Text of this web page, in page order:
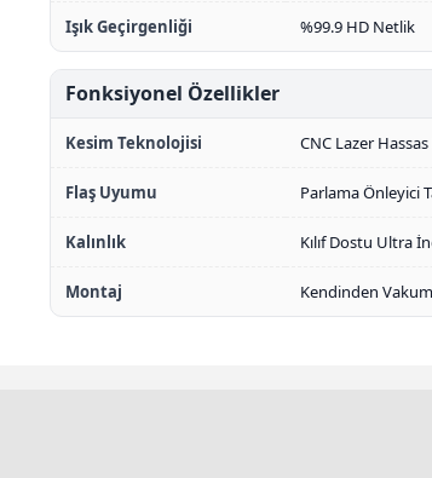
Işık Geçirgenliği %99.9 HD Netlik
Fonksiyonel Özellikler
Kesim Teknolojisi CNC Lazer
Flaş Uyumu Parlama Önleyici
Kalınlık Kılıf Dostu Ultra
Montaj Kendinden